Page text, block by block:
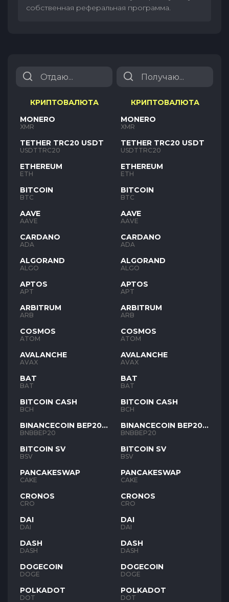
собственная реферальная программа.
КРИПТОВАЛЮТА
MONERO
XMR
TETHER TRC20 USDT
USDTTRC20
ETHEREUM
ETH
BITCOIN
BTC
AAVE
AAVE
CARDANO
ADA
ALGORAND
ALGO
APTOS
APT
ARBITRUM
ARB
COSMOS
ATOM
AVALANCHE
AVAX
BAT
BAT
BITCOIN CASH
BCH
BINANCECOIN BEP20
BNB
BNBBEP20
BITCOIN SV
BSV
PANCAKESWAP
CAKE
CRONOS
CRO
DAI
DAI
DASH
DASH
DOGECOIN
DOGE
POLKADOT
DOT
КРИПТОВАЛЮТА
MONERO
XMR
TETHER TRC20 USDT
USDTTRC20
ETHEREUM
ETH
BITCOIN
BTC
AAVE
AAVE
CARDANO
ADA
ALGORAND
ALGO
APTOS
APT
ARBITRUM
ARB
COSMOS
ATOM
AVALANCHE
AVAX
BAT
BAT
BITCOIN CASH
BCH
BINANCECOIN BEP20
BNB
BNBBEP20
BITCOIN SV
BSV
PANCAKESWAP
CAKE
CRONOS
CRO
DAI
DAI
DASH
DASH
DOGECOIN
DOGE
POLKADOT
DOT